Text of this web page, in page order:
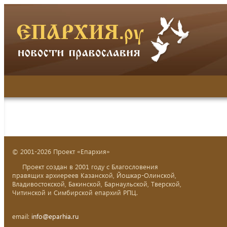
© 2001-2026 Проект «Епархия»
Проект создан в 2001 году с Благословения
правящих архиереев Казанской, Йошкар-Олинской,
Владивостокской, Бакинской, Барнаульской, Тверской,
Читинской и Симбирской епархий РПЦ.
email: info@eparhia.ru